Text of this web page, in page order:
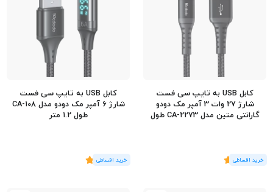
کابل USB به تایپ سی فست
شارژ 27 وات 3 آمپر مک دودو
گارانتی متین مدل CA-2273 طول
(1رای)
5
کابل USB به تایپ سی فست
شارژ 6 آمپر مک دودو مدل CA-108
طول 1.2 متر
(2 رای)
5